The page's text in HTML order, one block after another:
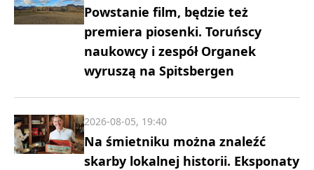
Powstanie film, będzie też
premiera piosenki. Toruńscy
naukowcy i zespół Organek
wyruszą na Spitsbergen
Na śmietniku można znaleźć
skarby lokalnej historii. Eksponaty
2026-08-05, 19:40